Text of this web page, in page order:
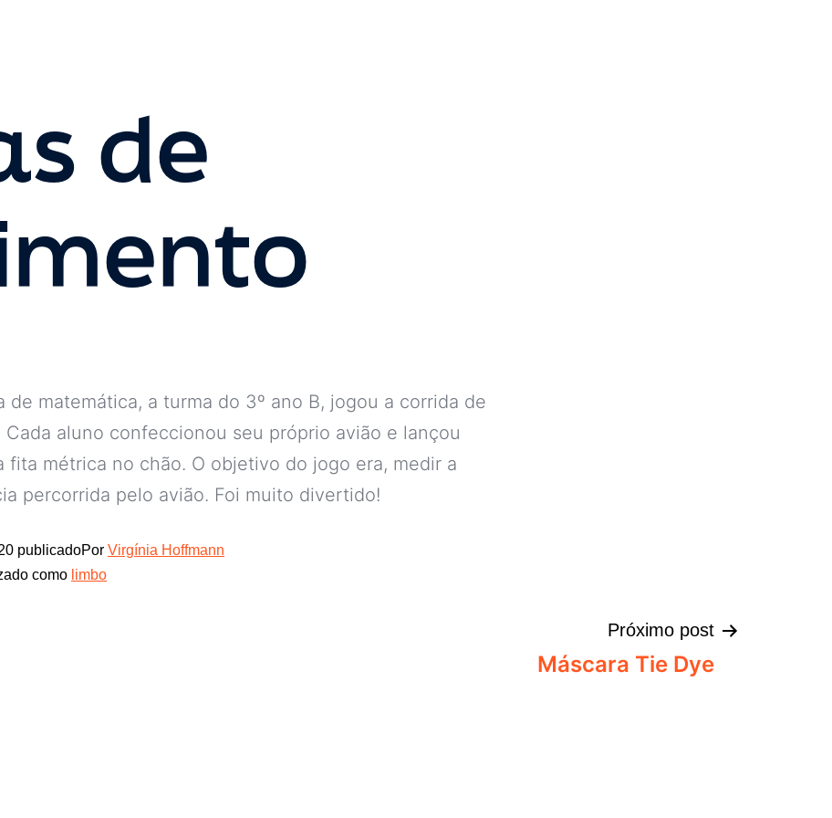
de
de matemática, a turma do 3º ano B, jogou a corrida de
Cada aluno confeccionou seu próprio avião e lançou
fita métrica no chão. O objetivo do jogo era, medir a
percorrida pelo avião. Foi muito divertido!
publicadoPor Virgínia Hoffmann
como limbo
Próximo post
Máscara Tie Dye